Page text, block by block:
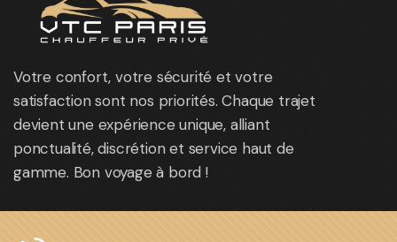
Votre confort, votre sécurité et votre
satisfaction sont nos priorités. Chaque trajet
devient une expérience unique, alliant
ponctualité, discrétion et service haut de
gamme. Bon voyage à bord !